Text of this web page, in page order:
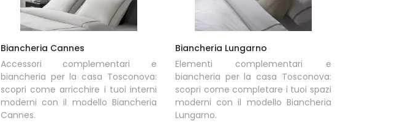
Biancheria Cannes
Accessori complementari e
biancheria per la casa Tosconova:
scopri come arricchire i tuoi interni
moderni con il modello Biancheria
Cannes.
Biancheria Lungarno
Elementi complementari e
biancheria per la casa Tosconova:
scopri come completare i tuoi spazi
moderni con il modello Biancheria
Lungarno.